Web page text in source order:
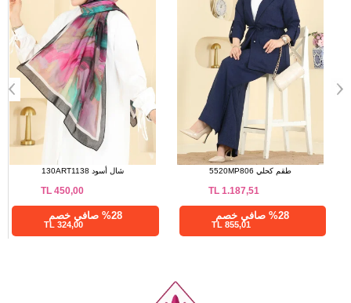
طقم كحلي 5520MP806
1.187,51
TL
%28 صافي خصم
855,01 TL
الفستان وردي واسود 7161ERK1158
2.833,36
TL
%76 صافي خصم
680,01 TL